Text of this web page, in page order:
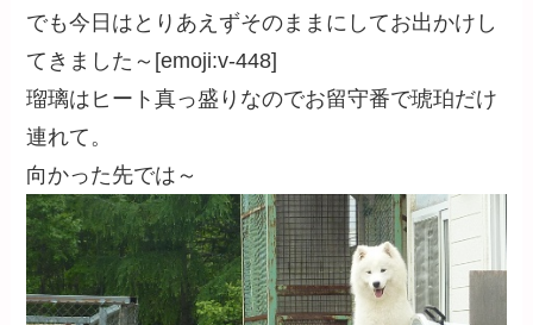
でも今日はとりあえずそのままにしてお出かけし
てきました～[emoji:v-448]
瑠璃はヒート真っ盛りなのでお留守番で琥珀だけ
連れて。
向かった先では～